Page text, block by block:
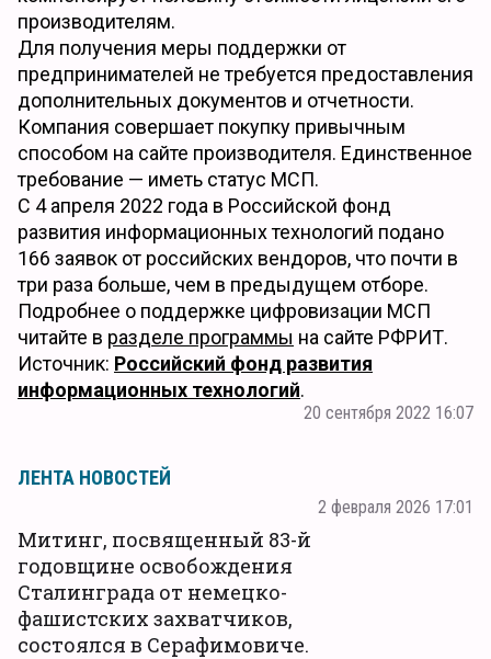
производителям.
Для получения меры поддержки от
предпринимателей не требуется предоставления
дополнительных документов и отчетности.
Компания совершает покупку привычным
способом на сайте производителя. Единственное
требование — иметь статус МСП.
С 4 апреля 2022 года в Российской фонд
развития информационных технологий подано
166 заявок от российских вендоров, что почти в
три раза больше, чем в предыдущем отборе.
Подробнее о поддержке цифровизации МСП
читайте в разделе программы на сайте РФРИТ.
Источник: Российский фонд развития
информационных технологий.
20 сентября 2022 16:07
ЛЕНТА НОВОСТЕЙ
2 февраля 2026 17:01
Митинг, посвященный 83-й
годовщине освобождения
Сталинграда от немецко-
фашистских захватчиков,
состоялся в Серафимовиче.